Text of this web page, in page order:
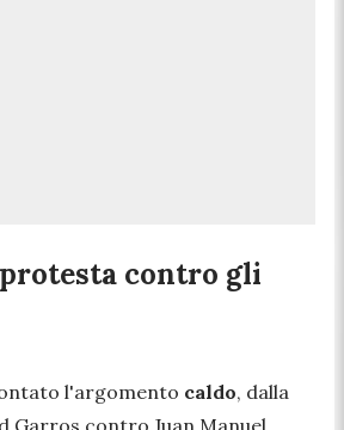
contro gli
l'argomento caldo, dalla
Garros contro Juan Manuel